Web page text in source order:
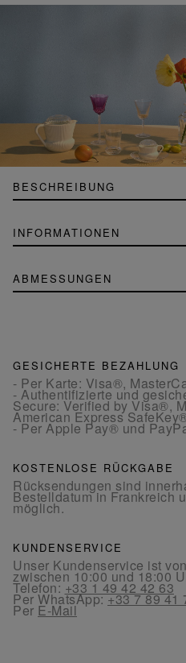
BESCHREIBUNG
INFORMATIONEN
ABMESSUNGEN
GESICHERTE BEZAHLUNG
- Per Karte: Visa®,
- Authentifizierte und
Secure: Verified by Visa®,
American Express
- Per Apple Pay® und
KOSTENLOSE RÜCKGABE
Rücksendungen sind
Bestelldatum in Frankreich
möglich.
KUNDENSERVICE
Unser Kundenservice ist
zwischen 10:00 und 18:00
Telefon:+33 1 49 42 42 63
Per WhatsApp:+33 7 89 41
Per E-Mail